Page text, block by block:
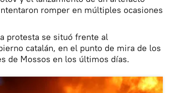
romper en múltiples ocasiones
protesta se situó frente al
catalán, en el punto de mira de los
de Mossos en los últimos días.